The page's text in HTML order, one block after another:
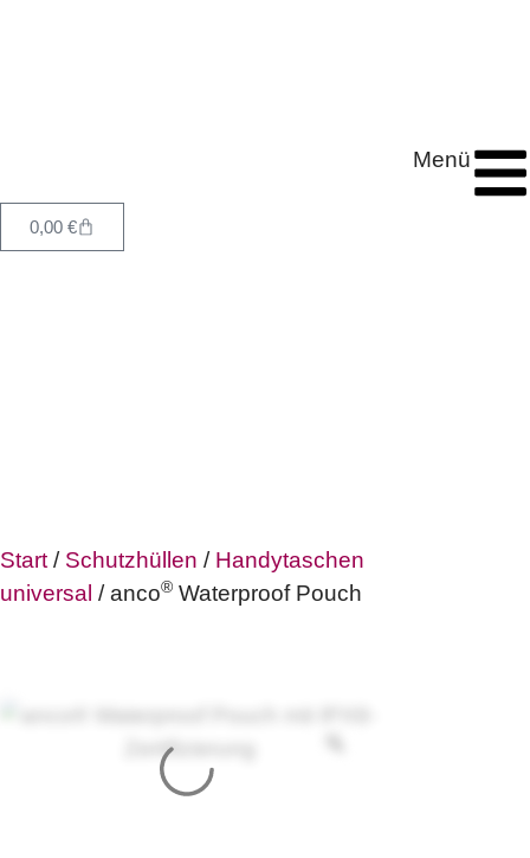
Menü
0,00 €
Start / Schutzhüllen / Handytaschen
universal / anco® Waterproof Pouch